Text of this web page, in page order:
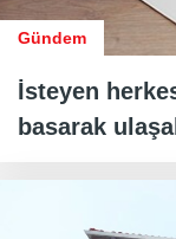
Gündem
İsteyen
basarak